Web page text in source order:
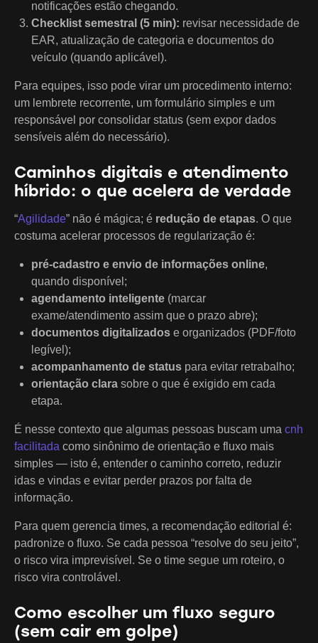
notificações estão chegando.
Checklist semestral (5 min): revisar necessidade de
EAR, atualização de categoria e documentos do
veículo (quando aplicável).
Para equipes, isso pode virar um procedimento interno:
um lembrete recorrente, um formulário simples e um
responsável por consolidar status (sem expor dados
sensíveis além do necessário).
Caminhos digitais e atendimento
híbrido: o que acelera de verdade
“Agilidade” não é mágica; é redução de etapas. O que
costuma acelerar processos de regularização é:
pré-cadastro e envio de informações online,
quando disponível;
agendamento inteligente (marcar
exame/atendimento assim que o prazo abre);
documentos digitalizados e organizados (PDF/foto
legível);
acompanhamento de status para evitar retrabalho;
orientação clara sobre o que é exigido em cada
etapa.
É nesse contexto que algumas pessoas buscam uma cnh
facilitada como sinônimo de orientação e fluxo mais
simples — isto é, entender o caminho correto, reduzir
idas e vindas e evitar perder prazos por falta de
informação.
Para quem gerencia times, a recomendação editorial é:
padronize o fluxo. Se cada pessoa “resolve do seu jeito”,
o risco vira imprevisível. Se o time segue um roteiro, o
risco vira controlável.
Como escolher um fluxo seguro
(sem cair em golpe)